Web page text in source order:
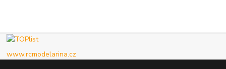
www.rcmodelarina.cz